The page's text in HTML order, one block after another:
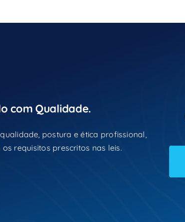
com Qualidade.
postura e ética profissional,
requisitos prescritos nas leis.